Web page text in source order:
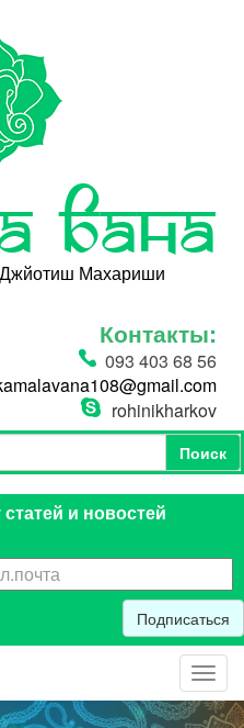
Вана
Махариши
Контакты:
093 403 68 56
rohinikharkov
Поиск
Поиск
и новостей
Подписаться